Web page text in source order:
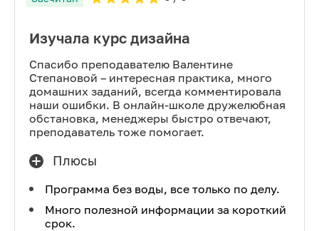
Изучала курс дизайна
Спасибо преподавателю Валентине
Степановой – интересная практика, много
домашних заданий, всегда комментировала
наши ошибки. В онлайн-школе дружелюбная
обстановка, менеджеры быстро отвечают,
преподаватель тоже помогает.
Плюсы
Программа без воды, все только по делу.
Много полезной информации за короткий
срок.